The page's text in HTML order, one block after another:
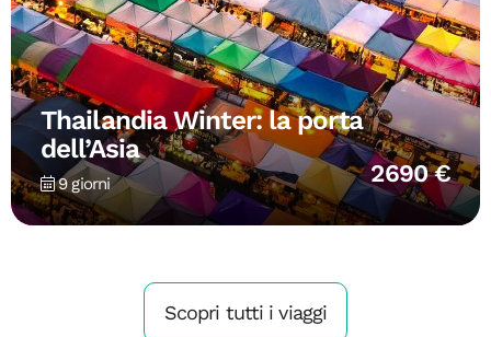
Thailandia Winter: la porta
dell’Asia
9 giorni 2690 €
Scopri tutti i viaggi